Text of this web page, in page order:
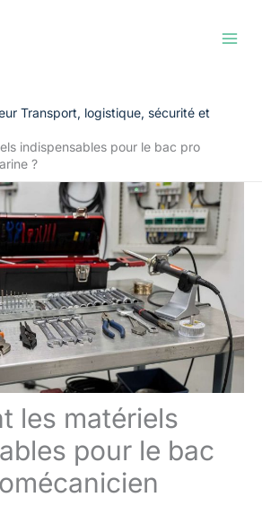
Transport, logistique, sécurité et
indispensables pour le bac pro
?
les matériels
pour le bac